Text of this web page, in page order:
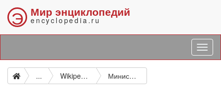
Э Мир энциклопедий
encyclopedia.ru
... Wikipedia Министр образования Украины призвал ученых писать статьи для украинской Википедии